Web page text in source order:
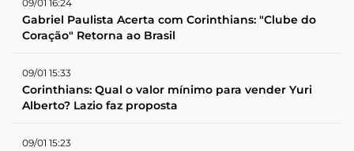
09/01 16:24
Gabriel Paulista Acerta com Corinthians: "Clube do
Coração" Retorna ao Brasil
09/01 15:33
Corinthians: Qual o valor mínimo para vender Yuri
Alberto? Lazio faz proposta
09/01 15:23